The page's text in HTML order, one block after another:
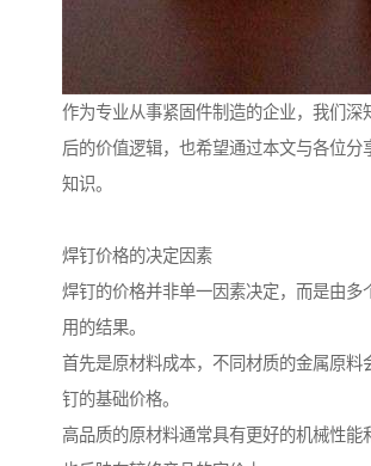
作为专业从事紧固件制造的企业，我们深
后的价值逻辑，也希望通过本文与各位分
知识。
焊钉价格的决定因素
焊钉的价格并非单一因素决定，而是由多
用的结果。
首先是原材料成本，不同材质的金属原料
钉的基础价格。
高品质的原材料通常具有更好的机械性能